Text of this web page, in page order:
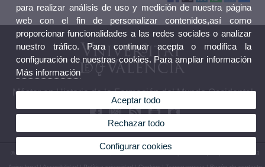
Máster en Historia de la Formación del Mundo Occidental
© 2026 UV. - Avenida Blasco Ibáñez, 28. 46010 Valencia. España. Tel. (+34) 96 386 47 23
para realizar análisis de uso y medición de nuestra página
web con el fin de personalizar contenidos,así como
proporcionar funcionalidades a las redes sociales o analizar
nuestro tráfico. Para continuar acepta o modifica la
configuración de nuestras cookies. Para ampliar información
Más información
Aceptar todo
Rechazar todo
Configurar cookies